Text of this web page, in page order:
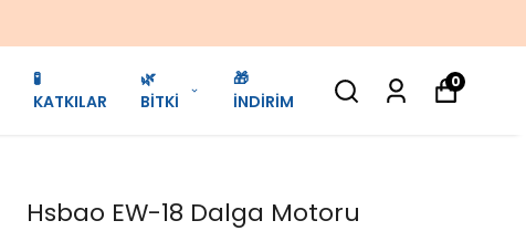
🧪
KATKILAR
🌿
BİTKİ
🎁
İNDİRİM
0
Hsbao EW-18 Dalga Motoru